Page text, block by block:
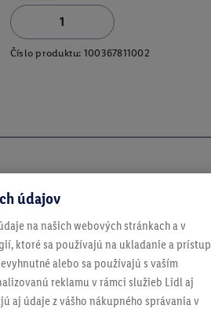
Číslo produktu: 100367811002
údajov
na našich webových stránkach a v
ktoré sa používajú na ukladanie a prístup
alebo sa používajú s vaším
reklamu v rámci služieb Lidl aj
aj údaje z vášho nákupného správania v